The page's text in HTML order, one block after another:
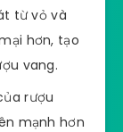
từ vỏ và
hơn, tạo
vang.
rượu
mạnh hơn